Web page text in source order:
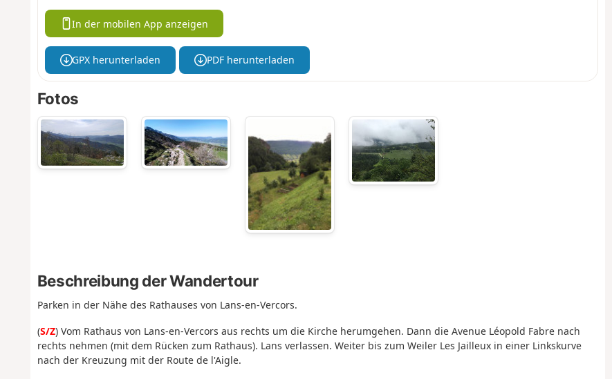
In der mobilen App anzeigen
GPX herunterladen PDF herunterladen
Fotos
Beschreibung der Wandertour
Parken in der Nähe des Rathauses von Lans-en-Vercors.
(S/Z) Vom Rathaus von Lans-en-Vercors aus rechts um die Kirche herumgehen. Dann die Avenue Léopold Fabre nach
rechts nehmen (mit dem Rücken zum Rathaus). Lans verlassen. Weiter bis zum Weiler Les Jailleux in einer Linkskurve
nach der Kreuzung mit der Route de l'Aigle.